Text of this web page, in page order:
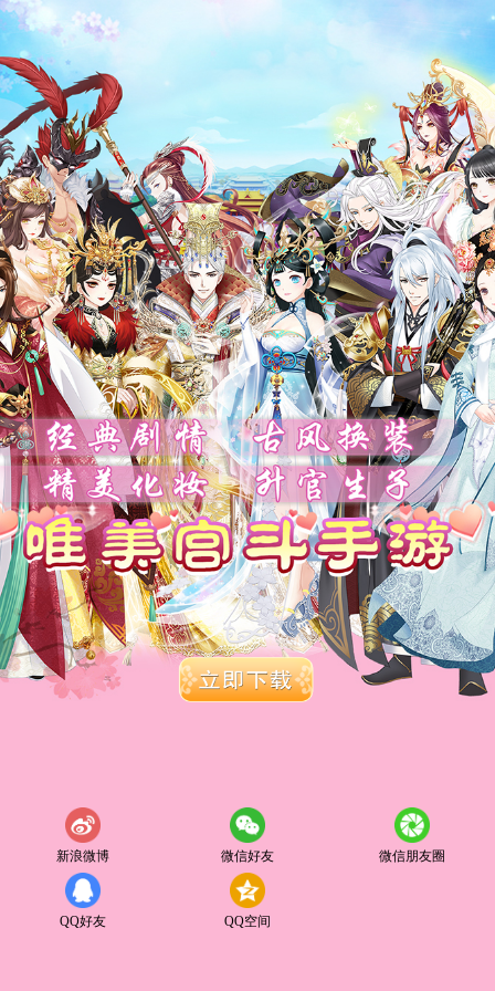
新浪微博 微信好友 微信朋友圈
QQ好友 QQ空间